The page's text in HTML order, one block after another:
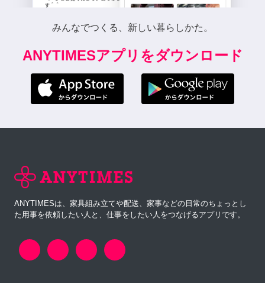
みんなでつくる、新しい暮らしかた。
ANYTIMESアプリをダウンロード
ANYTIMESは、家具組み立てや配送、家事などの日常のちょっとし
た用事を依頼したい人と、仕事をしたい人をつなげるアプリです。